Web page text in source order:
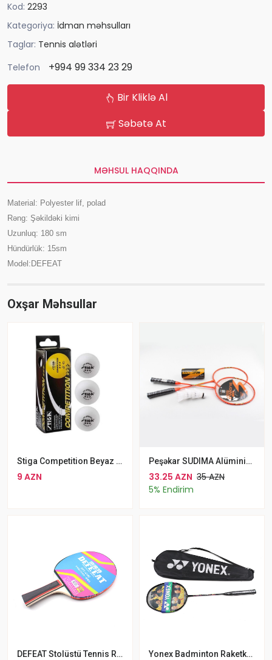
Kod: 2293
Kategoriya: İdman məhsulları
Taglar: Tennis alətləri
Telefon
+994 99 334 23 29
Bir Kliklə Al
Səbətə At
MƏHSUL HAQQINDA
Material: Polyester lif, polad
Rəng: Şəkildəki kimi
Uzunluq: 180 sm
Hündürlük: 15sm
Model:DEFEAT
Oxşar Məhsullar
Stiga Competition Beyaz Rəngli Ping Pong Masaüstü Tenis Topu Topu 40mm Plastik Masa Tenisi Topu
9 AZN
Peşəkar SUDIMA Alüminium Badminton Raket Dəsti Çanta Və 3 Badminton Topu Daxil
33.25 AZN 35 AZN
5% Endirim
DEFEAT Stolüstü Tennis Raketkası Yonex Badminton Raketkası